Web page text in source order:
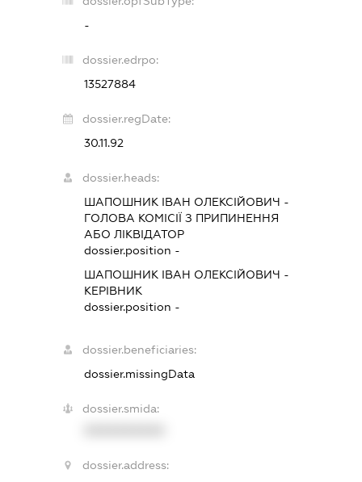
-
dossier.edrpo:
13527884
dossier.regDate:
30.11.92
dossier.heads:
ШАПОШНИК ІВАН ОЛЕКСІЙОВИЧ -
ГОЛОВА КОМІСІЇ З ПРИПИНЕННЯ
АБО ЛІКВІДАТОР
dossier.position -
ШАПОШНИК ІВАН ОЛЕКСІЙОВИЧ -
КЕРІВНИК
dossier.position -
dossier.beneficiaries:
dossier.missingData
dossier.smida:
dossier.address: